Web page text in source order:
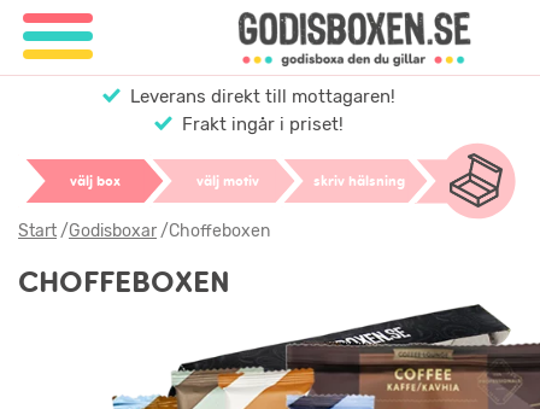
Leverans direkt till mottagaren!
Frakt ingår i priset!
välj box välj motiv skriv hälsning
Start/Godisboxar/Choffeboxen
CHOFFEBOXEN